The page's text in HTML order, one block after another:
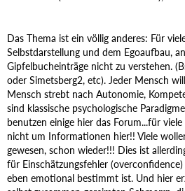
Das Thema ist ein völlig anderes: Für
Selbstdarstellung und dem Egoaufbau,
Gipfelbucheinträge nicht zu verstehen.
oder Simetsberg2, etc). Jeder Mensch
Mensch strebt nach Autonomie,
sind klassische psychologische
benutzen einige hier das Forum...für
nicht um Informationen hier!! Viele
gewesen, schon wieder!!! Dies ist
für Einschätzungsfehler
eben emotional bestimmt ist. Und hier